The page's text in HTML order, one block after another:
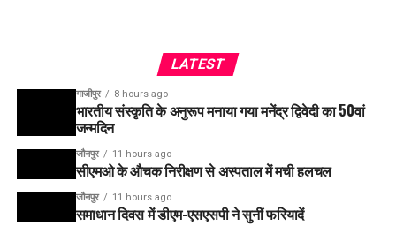
LATEST
गाजीपुर 8 hours ago
भारतीय संस्कृति के अनुरूप मनाया गया मनेंद्र द्विवेदी का 50वां
जन्मदिन
जौनपुर 11 hours ago
सीएमओ के औचक निरीक्षण से अस्पताल में मची हलचल
जौनपुर 11 hours ago
समाधान दिवस में डीएम-एसएसपी ने सुनीं फरियादें